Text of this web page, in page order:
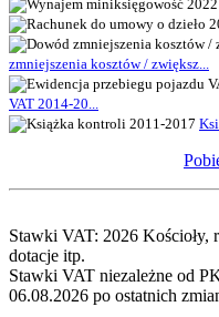
zmniejszenia kosztów / zwiększ...
VAT 2014-20...
Stawki VAT: 2026 Kościoły,
dotacje itp.
Stawki VAT niezależne od
06.08.2026 po ostatnich